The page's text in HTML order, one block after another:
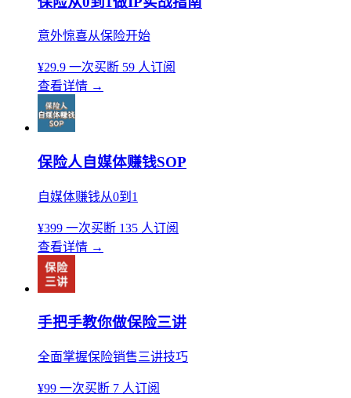
意外惊喜从保险开始
¥29.9 一次买断 59 人订阅
查看详情 →
保险人自媒体赚钱SOP
自媒体赚钱从0到1
¥399 一次买断 135 人订阅
查看详情 →
手把手教你做保险三讲
全面掌握保险销售三讲技巧
¥99 一次买断 7 人订阅